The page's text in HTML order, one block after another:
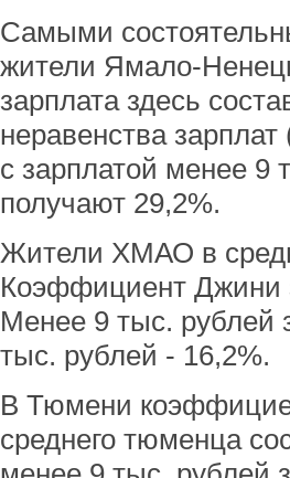
Самыми
жители Ямало-
зарплата здесь
неравенства
с зарплатой менее 9
получают 29,2%.
Жители ХМАО в
Коэффициент Джини
Менее 9 тыс. рублей
тыс. рублей - 16,2%.
В Тюмени
среднего тюменца